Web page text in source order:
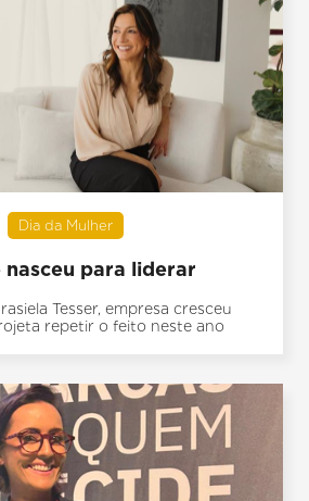
Dia da Mulher
nasceu para liderar
Tesser, empresa cresceu
repetir o feito neste ano